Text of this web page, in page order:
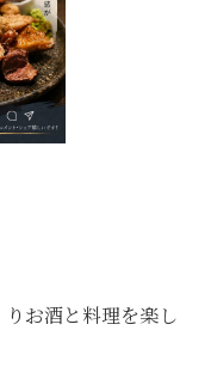
お酒と料理を楽し